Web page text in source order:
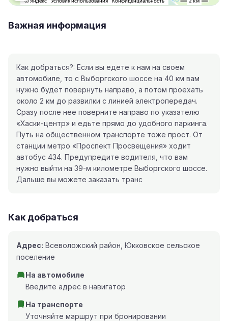
Важная информация
Как добраться?: Если вы едете к нам на своем
автомобиле, то с Выборгского шоссе на 40 км вам
нужно будет повернуть направо, а потом проехать
около 2 км до развилки с линией электропередач.
Сразу после нее поверните направо по указателю
«Хаски-центр» и едьте прямо до удобного паркинга.
Путь на общественном транспорте тоже прост. От
станции метро «Проспект Просвещения» ходит
автобус 434. Предупредите водителя, что вам
нужно выйти на 39-м километре Выборгского шоссе.
Дальше вы можете заказать транс
Как добраться
Адрес: Всеволожский район, Юкковское сельское
поселение
На автомобиле
Введите адрес в навигатор
На транспорте
Уточняйте маршрут при бронировании